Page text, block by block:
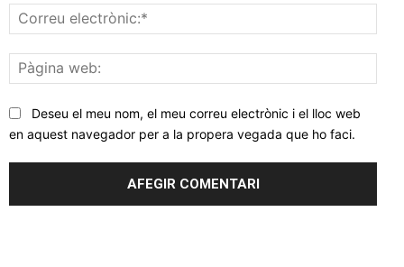
web:
Deseu el meu nom, el meu correu electrònic i el lloc web
en aquest navegador per a la propera vegada que ho faci.